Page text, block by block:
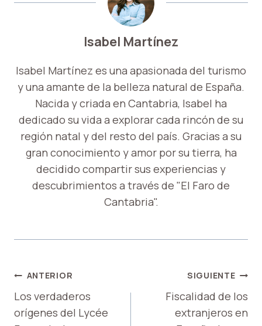
Isabel Martínez
Isabel Martínez es una apasionada del turismo
y una amante de la belleza natural de España.
Nacida y criada en Cantabria, Isabel ha
dedicado su vida a explorar cada rincón de su
región natal y del resto del país. Gracias a su
gran conocimiento y amor por su tierra, ha
decidido compartir sus experiencias y
descubrimientos a través de "El Faro de
Cantabria".
NAVEGACIÓN
DE
ENTRADAS
ANTERIOR
Los verdaderos
orígenes del Lycée
SIGUIENTE
Fiscalidad de los
extranjeros en